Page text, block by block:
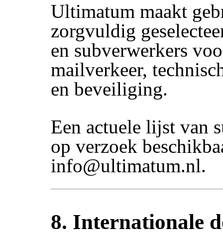
Ultimatum maakt
zorgvuldig
en subverwerkers
mailverkeer,
en beveiliging.
Een actuele lijst van
op verzoek
info@ultimatum.nl.
8. Internationale